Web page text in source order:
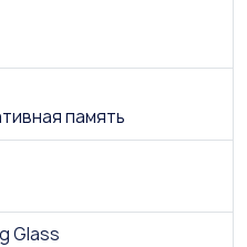
память
Glass